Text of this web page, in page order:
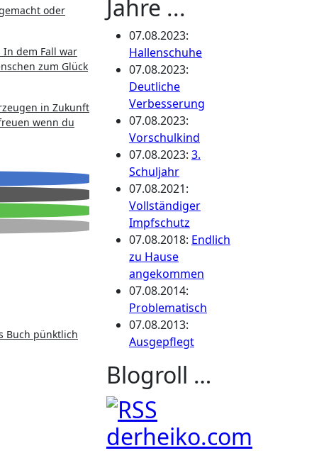
oder
dem Fall war
zum Glück
in Zukunft
wenn du
Buch pünktlich
Jahre ...
07.08.2023:
Hallenschuhe
07.08.2023:
Deutliche
Verbesserung
07.08.2023:
Vorschulkind
07.08.2023: 3.
Schuljahr
07.08.2021:
Vollständiger
Impfschutz
07.08.2018: Endlich
zu Hause
angekommen
07.08.2014:
Problematisch
07.08.2013:
Ausgepflegt
Blogroll …
derheiko.com